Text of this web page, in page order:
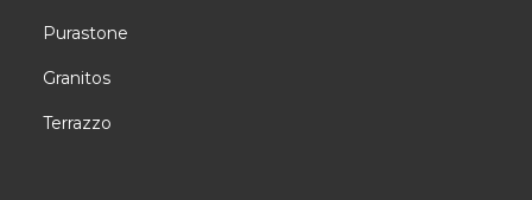
Purastone
Granitos
Terrazzo